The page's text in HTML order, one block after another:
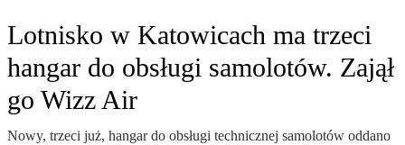
Lotnisko w Katowicach ma trzeci
hangar do obsługi samolotów. Zajął
go Wizz Air
Nowy, trzeci już, hangar do obsługi technicznej samolotów oddano